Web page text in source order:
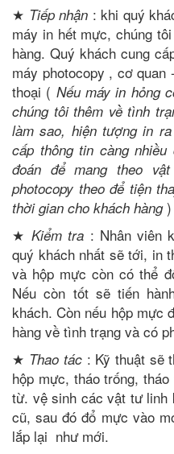
★ Tiếp nhận : khi quý
máy in hết mực, chúng
hàng. Quý khách cung
máy photocopy , cơ
thoại ( Nếu máy in hỏng
chúng tôi thêm về tình
làm sao, hiện tượng in
cấp thông tin càng
đoán để mang theo
photocopy theo để tiện
thời gian cho khách hàng)
★Kiểm tra : Nhân viên
quý khách nhất sẽ tới, in
và hộp mực còn có thể
Nếu còn tốt sẽ tiến
khách. Còn nếu hộp mực
hàng về tình trạng và có
★ Thao tác : Kỹ thuật sẽ
hộp mực, tháo trống,
từ. vệ sinh các vật tư linh
cũ, sau đó đổ mực vào
lắp lại như mới.